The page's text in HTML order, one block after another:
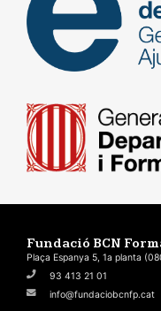
Fundació BCN
Plaça Espanya 5, 1a planta
93 413 21 01
info@fundaciobcnfp.cat